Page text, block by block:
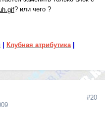
? или чего ?
Клубная атрибутика|
#20